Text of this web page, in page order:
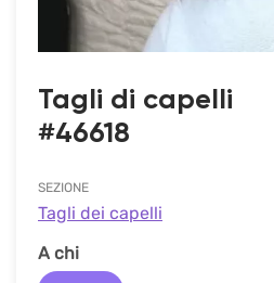
Tagli di capelli
#46618
SEZIONE
Tagli dei capelli
A chi